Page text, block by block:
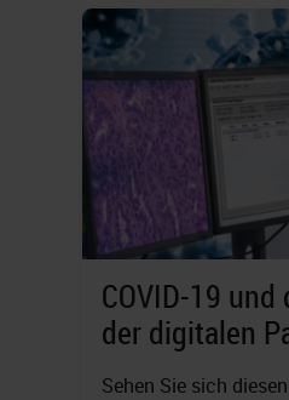
COVID-19
der digitalen
Sehen Sie sich